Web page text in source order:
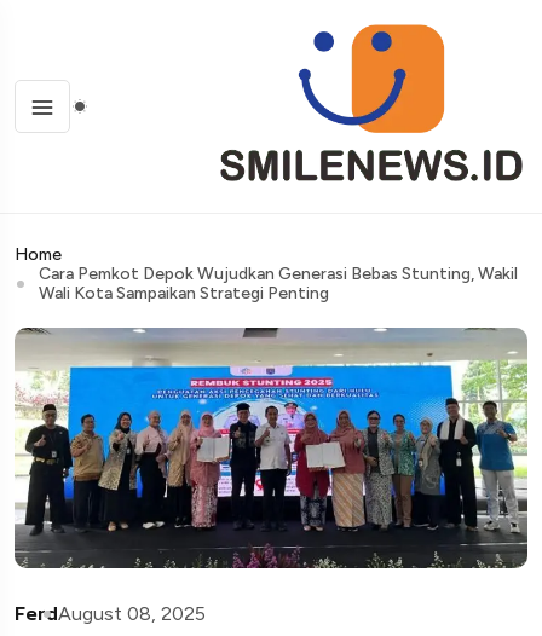
Home
Cara Pemkot Depok Wujudkan Generasi Bebas Stunting, Wakil
Wali Kota Sampaikan Strategi Penting
FerdAugust 08, 2025